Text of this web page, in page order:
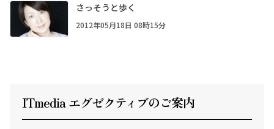
さっそうと歩く
2012年05月18日 08時15分
ITmedia エグゼクティ ブのご案内